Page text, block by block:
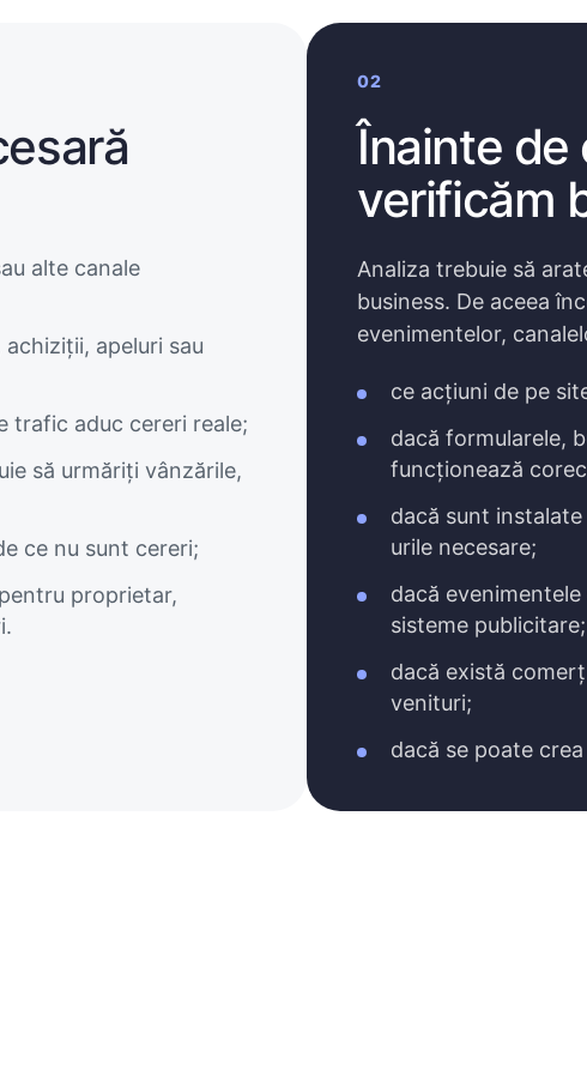
alte canale
apeluri sau
trafic aduc cereri reale;
să urmăriți vânzările,
ce nu sunt cereri;
proprietar,
02
Înainte
verificăm
Analiza trebuie să
business. De aceea
evenimentelor,
ce acțiuni de pe
dacă formularele,
funcționează
dacă sunt
urile necesare;
dacă
sisteme publicitare;
dacă există
venituri;
dacă se poate